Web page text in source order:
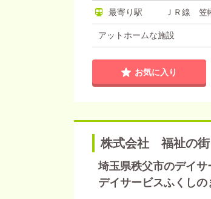
最寄り駅 ＪＲ線 笠
アットホームな施設
お気に入り
株式会社 福祉の
埼玉県秩父市のデイ
デイサービスふくしの